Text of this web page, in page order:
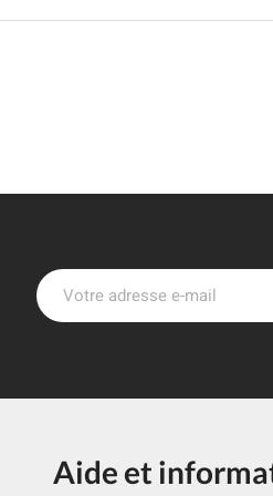
Aide et